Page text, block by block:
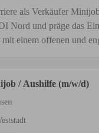
als Verkäufer
Nord und präge das
einem offenen und
/ Aushilfe (m/w/d)